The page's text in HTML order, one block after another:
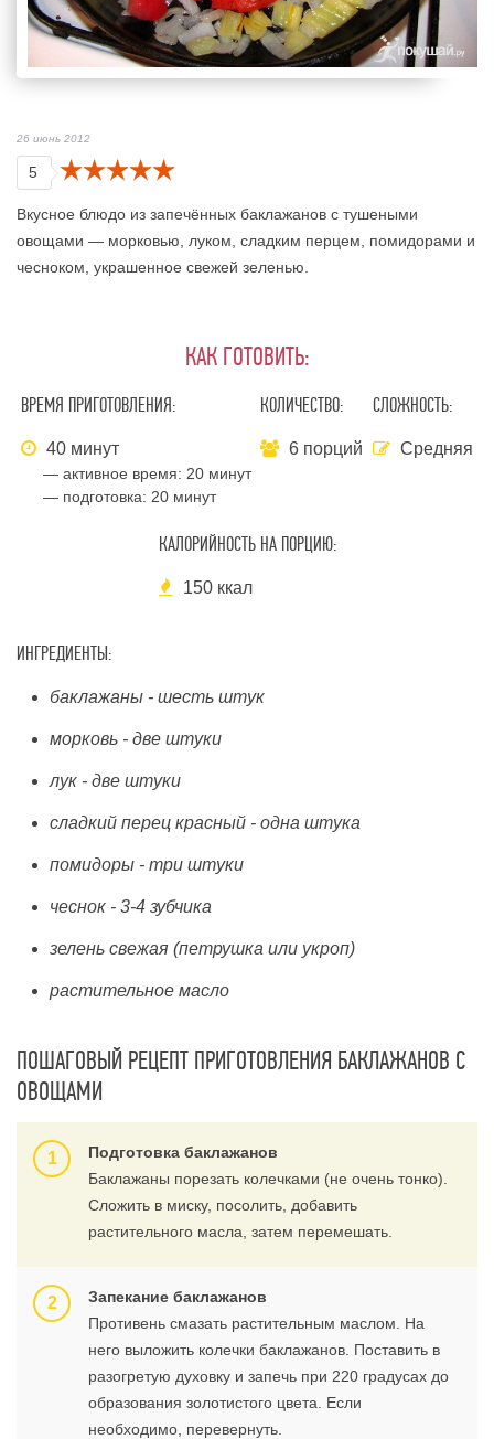
26 июнь 2012
5
Вкусное блюдо из запечённых баклажанов с тушеными
овощами — морковью, луком, сладким перцем, помидорами и
чесноком, украшенное свежей зеленью.
КАК ГОТОВИТЬ:
ВРЕМЯ ПРИГОТОВЛЕНИЯ:
40 минут
— активное время: 20 минут
— подготовка: 20 минут
КОЛИЧЕСТВО:
6 порций
СЛОЖНОСТЬ:
Средняя
КАЛОРИЙНОСТЬ НА ПОРЦИЮ:
150 ккал
ИНГРЕДИЕНТЫ:
баклажаны - шесть штук
морковь - две штуки
лук - две штуки
сладкий перец красный - одна штука
помидоры - три штуки
чеснок - 3-4 зубчика
зелень свежая (петрушка или укроп)
растительное масло
ПОШАГОВЫЙ РЕЦЕПТ ПРИГОТОВЛЕНИЯ БАКЛАЖАНОВ С
ОВОЩАМИ
Подготовка баклажанов
Баклажаны порезать колечками (не очень тонко).
Сложить в миску, посолить, добавить
растительного масла, затем перемешать.
Запекание баклажанов
Противень смазать растительным маслом. На
него выложить колечки баклажанов. Поставить в
разогретую духовку и запечь при 220 градусах до
образования золотистого цвета. Если
необходимо, перевернуть.